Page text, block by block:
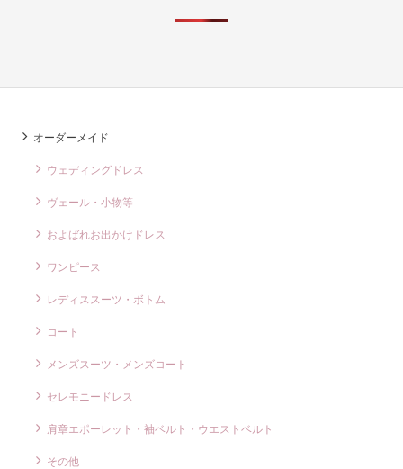
オーダーメイド
ウェディングドレス
ヴェール・小物等
およばれお出かけドレス
ワンピース
レディススーツ・ボトム
コート
メンズスーツ・メンズコート
セレモニードレス
肩章エポーレット・袖ベルト・ウエストベルト
その他